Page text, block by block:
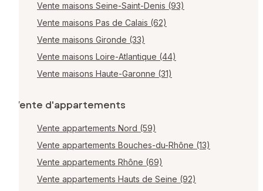
Vente maisons Seine-Saint-Denis (93)
Vente maisons Pas de Calais (62)
Vente maisons Gironde (33)
Vente maisons Loire-Atlantique (44)
Vente maisons Haute-Garonne (31)
Vente d'appartements
Vente appartements Nord (59)
Vente appartements Bouches-du-Rhône (13)
Vente appartements Rhône (69)
Vente appartements Hauts de Seine (92)